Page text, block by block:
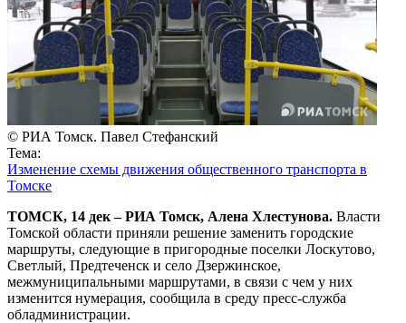
© РИА Томск. Павел Стефанский
Тема:
Изменение схемы движения общественного транспорта в
Томске
ТОМСК, 14 дек – РИА Томск, Алена Хлестунова. Власти
Томской области приняли решение заменить городские
маршруты, следующие в пригородные поселки Лоскутово,
Светлый, Предтеченск и село Дзержинское,
межмуниципальными маршрутами, в связи с чем у них
изменится нумерация, сообщила в среду пресс-служба
обладминистрации.